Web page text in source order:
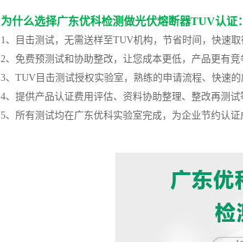
为什么选择广东优科检测做光伏熔断器TUV认证：
1、目击测试，无需送样至TUV机构，节省时间，快速取
2、免费预测试和协助整改，让您成本更低，产品更有竞
3、TUV目击测试授权实验室，熟练的申请流程、快速
4、提供产品认证费用评估、资料协助整理、整改再测试
5、所有测试均在广东优科实验室完成，为企业节约认证